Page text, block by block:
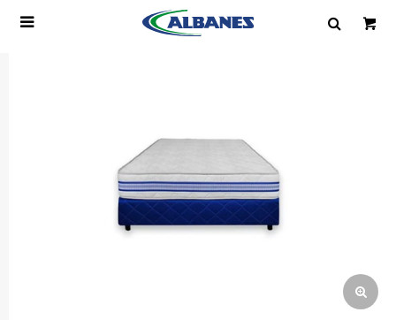

Correo electrónico